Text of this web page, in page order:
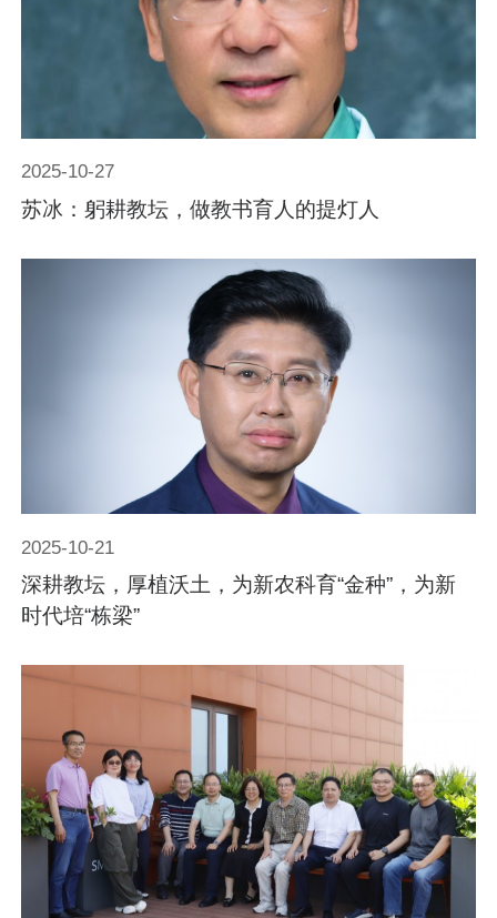
2025-10-27
苏冰：躬耕教坛，做教书育人的提灯人
2025-10-21
深耕教坛，厚植沃土，为新农科育“金种”，为新
时代培“栋梁”